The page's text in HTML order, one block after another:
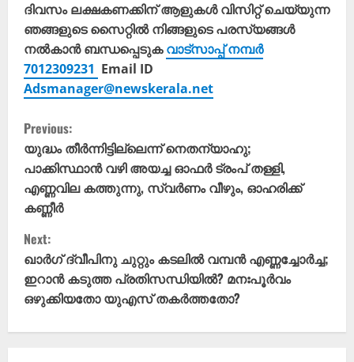
ദിവസം ലക്ഷകണക്കിന് ആളുകൾ വിസിറ്റ് ചെയ്യുന്ന
ഞങ്ങളുടെ സൈറ്റിൽ നിങ്ങളുടെ പരസ്യങ്ങൾ
നൽകാൻ ബന്ധപ്പെടുകവാട്സാപ്പ് നമ്പർ
7012309231 Email ID
Adsmanager@newskerala.net
C
o
n
t
i
n
Previous:
യുദ്ധം തീർന്നിട്ടില്ലെന്ന് നെതന്യാഹു;
പാക്കിസ്ഥാൻ വഴി അയച്ച ഓഫർ ട്രംപ് തള്ളി,
എണ്ണവില കത്തുന്നു, സ്വർണം വീഴും, ഓഹരിക്ക്
കണ്ണീർ
Next:
ഖാർഗ് ദ്വീപിനു ചുറ്റും കടലിൽ വമ്പൻ എണ്ണച്ചോർച്ച;
ഇറാൻ കടുത്ത പ്രതിസന്ധിയിൽ? മനഃപൂർവം
ഒഴുക്കിയതോ യുഎസ് തകർത്തതോ?